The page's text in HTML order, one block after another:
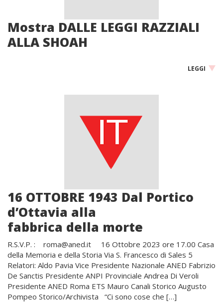
Mostra DALLE LEGGI RAZZIALI
ALLA SHOAH
LEGGI
16 OTTOBRE 1943 Dal Portico
d’Ottavia alla
fabbrica della morte
R.S.V.P. : roma@aned.it 16 Ottobre 2023 ore 17.00 Casa
della Memoria e della Storia Via S. Francesco di Sales 5
Relatori: Aldo Pavia Vice Presidente Nazionale ANED Fabrizio
De Sanctis Presidente ANPI Provinciale Andrea Di Veroli
Presidente ANED Roma ETS Mauro Canali Storico Augusto
Pompeo Storico/Archivista “Ci sono cose che […]